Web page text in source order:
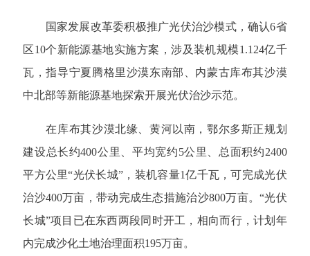
国家发展改革委积极推广光伏治沙模式，确认6省
区10个新能源基地实施方案，涉及装机规模1.124亿千
瓦，指导宁夏腾格里沙漠东南部、内蒙古库布其沙漠
中北部等新能源基地探索开展光伏治沙示范。
在库布其沙漠北缘、黄河以南，鄂尔多斯正规划
建设总长约400公里、平均宽约5公里、总面积约2400
平方公里“光伏长城”，装机容量1亿千瓦，可完成光伏
治沙400万亩，带动完成生态措施治沙800万亩。“光伏
长城”项目已在东西两段同时开工，相向而行，计划年
内完成沙化土地治理面积195万亩。